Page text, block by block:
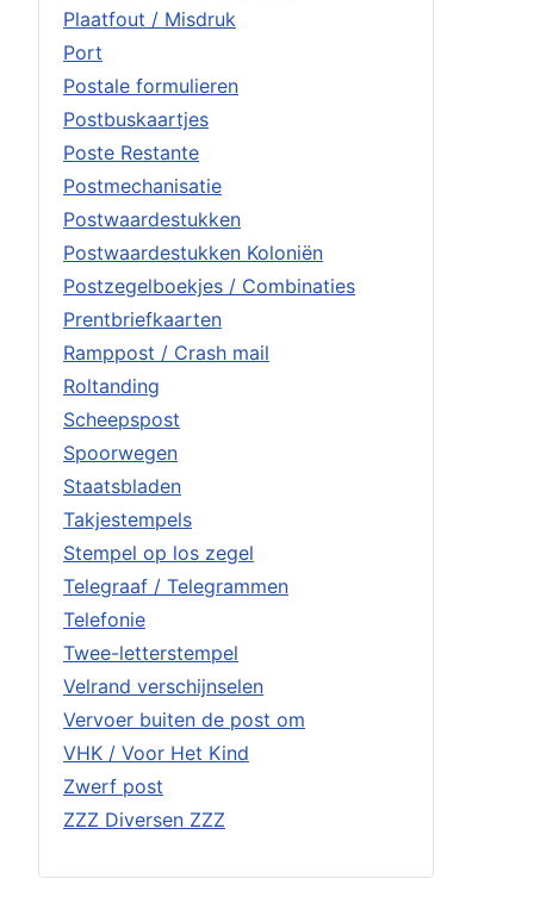
Plaatfout / Misdruk
Port
Postale formulieren
Postbuskaartjes
Poste Restante
Postmechanisatie
Postwaardestukken
Postwaardestukken Koloniën
Postzegelboekjes / Combinaties
Prentbriefkaarten
Ramppost / Crash mail
Roltanding
Scheepspost
Spoorwegen
Staatsbladen
Takjestempels
Stempel op los zegel
Telegraaf / Telegrammen
Telefonie
Twee-letterstempel
Velrand verschijnselen
Vervoer buiten de post om
VHK / Voor Het Kind
Zwerf post
ZZZ Diversen ZZZ